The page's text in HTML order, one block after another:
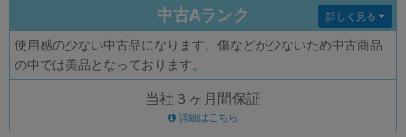
中古Aランク
使用感の少ない中古品になります。傷などが少ないため中古商品
の中では美品となっております。
詳しく見る
当社３ヶ月間保証
詳細はこちら
CPUの絞り込み
OS
メモリ